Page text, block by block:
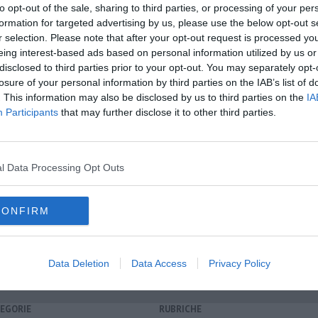
opt-out of the sale, sharing to third parties, or processing of your
for targeted advertising by us, please use the below opt-out
selection. Please note that after your opt-out request is processed
interest-based ads based on personal information utilized by us
to third parties prior to your opt-out. You may separately
of your personal information by third parties on the IAB’s list of
This information may also be disclosed by us to third parties on the
Participants that may further disclose it to other third parties.
Data Processing Opt Outs
Data Deletion Data Access Privacy Policy
iscriviti allaNewsletter QUInews - ToscanaMedia.
nella tua casella di posta.
10 e 12
giovanili
prato colorno cremona
RUBRICHE